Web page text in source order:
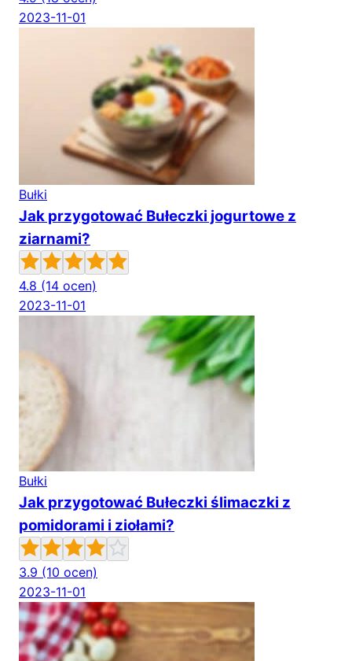
2023-11-01
Bułki
Jak przygotować Bułeczki jogurtowe z
ziarnami?
4.8 (14 ocen)
2023-11-01
Bułki
Jak przygotować Bułeczki ślimaczki z
pomidorami i ziołami?
3.9 (10 ocen)
2023-11-01